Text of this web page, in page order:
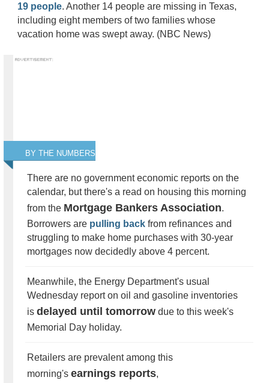
19 people. Another 14 people are missing in Texas,
including eight members of two families whose
vacation home was swept away. (NBC News)
BY THE NUMBERS
There are no government economic reports on the
calendar, but there's a read on housing this morning
from the Mortgage Bankers Association.
Borrowers are pulling back from refinances and
struggling to make home purchases with 30-year
mortgages now decidedly above 4 percent.
Meanwhile, the Energy Department's usual
Wednesday report on oil and gasoline inventories
is delayed until tomorrow due to this week's
Memorial Day holiday.
Retailers are prevalent among this
morning's earnings reports,